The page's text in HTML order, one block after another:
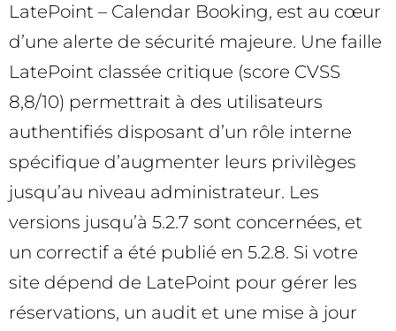
LatePoint – Calendar Booking, est au cœur
d’une alerte de sécurité majeure. Une faille
LatePoint classée critique (score CVSS
8,8/10) permettrait à des utilisateurs
authentifiés disposant d’un rôle interne
spécifique d’augmenter leurs privilèges
jusqu’au niveau administrateur. Les
versions jusqu’à 5.2.7 sont concernées, et
un correctif a été publié en 5.2.8. Si votre
site dépend de LatePoint pour gérer les
réservations, un audit et une mise à jour